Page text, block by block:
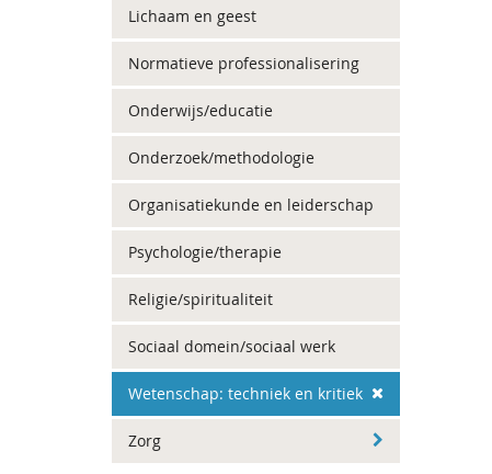
Lichaam en geest
Normatieve professionalisering
Onderwijs/educatie
Onderzoek/methodologie
Organisatiekunde en leiderschap
Psychologie/therapie
Religie/spiritualiteit
Sociaal domein/sociaal werk
Wetenschap: techniek en kritiek
Zorg